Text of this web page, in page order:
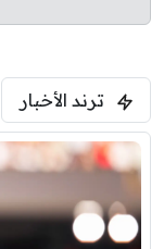
ترند الأخبار